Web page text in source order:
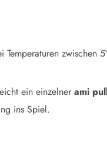
Temperaturen zwischen
ein einzelner ami
ins Spiel.